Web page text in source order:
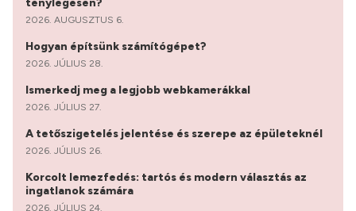
2026. AUGUSZTUS 6.
Hogyan építsünk számítógépet?
2026. JÚLIUS 28.
Ismerkedj meg a legjobb webkamerákkal
2026. JÚLIUS 27.
A tetőszigetelés jelentése és szerepe az épületeknél
2026. JÚLIUS 26.
Korcolt lemezfedés: tartós és modern választás az
ingatlanok számára
2026. JÚLIUS 24.